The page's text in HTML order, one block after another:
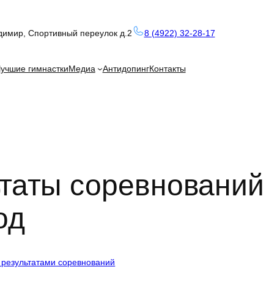
Спортивный переулок д.2 8 (4922) 32-28-17
гимнасткиМедиа АнтидопингКонтакты
соревнований